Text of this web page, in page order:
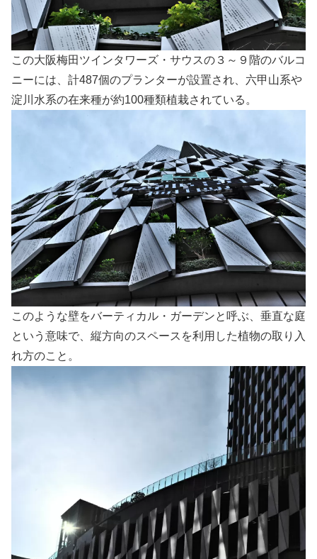
この大阪梅田ツインタワーズ・サウスの３～９階のバルコ
ニーには、計487個のプランターが設置され、六甲山系や
淀川水系の在来種が約100種類植栽されている。
このような壁をバーティカル・ガーデンと呼ぶ、垂直な庭
という意味で、縦方向のスペースを利用した植物の取り入
れ方のこと。